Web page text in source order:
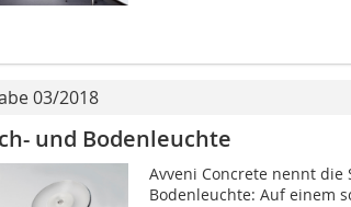
03/2018
und Bodenleuchte
Avveni Concrete nennt die
Bodenleuchte: Auf einem